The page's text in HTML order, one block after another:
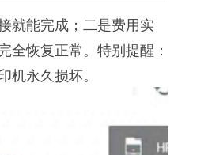
就能完成；二是费用实
全恢复正常。特别提醒：
永久损坏。